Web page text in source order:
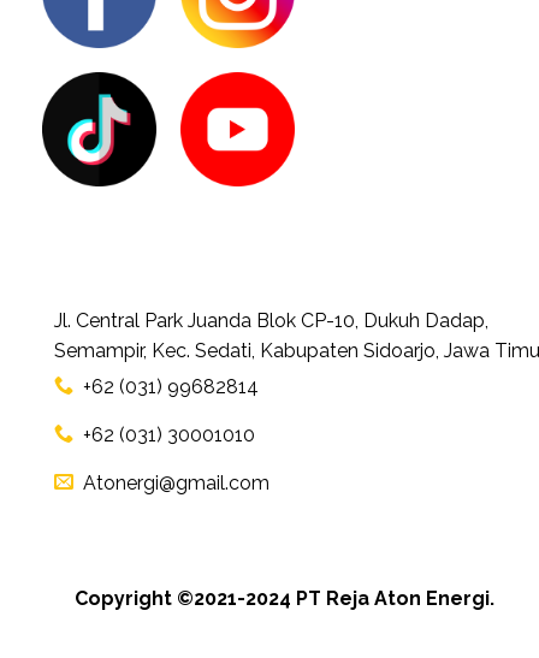
Jl. Central Park Juanda Blok CP-10, Dukuh Dadap,
Semampir, Kec. Sedati, Kabupaten Sidoarjo, Jawa
+62 (031) 99682814
+62 (031) 30001010
Atonergi@gmail.com
Copyright ©2021-2024 PT Reja Aton Energi.